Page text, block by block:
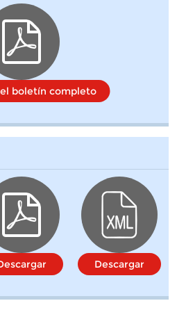
boletín completo
Descargar